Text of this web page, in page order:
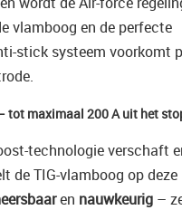
vlamboog en de perfecte
stick systeem voorkomt
tot maximaal 200 A uit het
technologie verschaft
de TIG-vlamboog op
en nauwkeurig –